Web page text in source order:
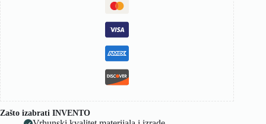
Zašto izabrati INVENTO